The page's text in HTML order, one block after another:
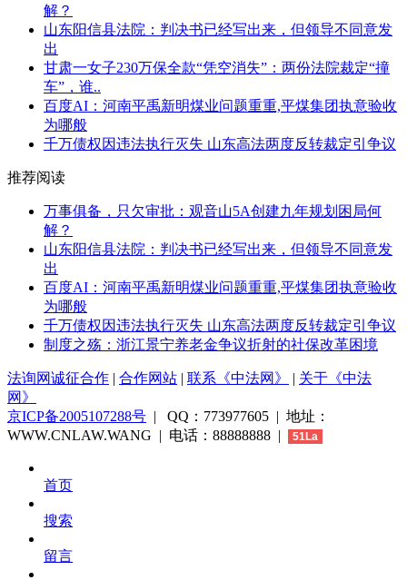
解？
山东阳信县法院：判决书已经写出来，但领导不同意发
出
甘肃一女子230万保全款“凭空消失”：两份法院裁定“撞
车”，谁..
百度AI：河南平禹新明煤业问题重重,平煤集团执意验收
为哪般
千万债权因违法执行灭失 山东高法两度反转裁定引争议
推荐阅读
万事俱备，只欠审批：观音山5A创建九年规划困局何
解？
山东阳信县法院：判决书已经写出来，但领导不同意发
出
百度AI：河南平禹新明煤业问题重重,平煤集团执意验收
为哪般
千万债权因违法执行灭失 山东高法两度反转裁定引争议
制度之殇：浙江景宁养老金争议折射的社保改革困境
法询网诚征合作 | 合作网站 | 联系《中法网》 | 关于《中法
网》
京ICP备2005107288号 | QQ：773977605 | 地址：
WWW.CNLAW.WANG | 电话：88888888 |
51La
首页
搜索
留言